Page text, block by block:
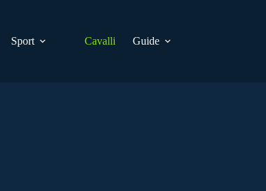
Sport Cavalli Guide